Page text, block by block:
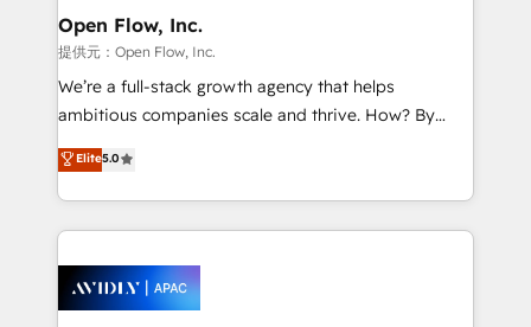
and Amsterdam. Elixir is a first mover and leader
when it comes to HubSpot sales and service
implementations, highly renowned for our business
acumen, process (re-)design experience and a
integrate HubSpot with complex solutions like SAP,
MicroSoft, custom solutions,... Our company also has
Retail execution, CPQ, customer portals and
HubSpot CMS developments. And we're champions
Open Flow, Inc.
提供元：Open Flow, Inc.
We’re a full-stack growth agency that helps
ambitious companies scale and thrive. How? By
upgrading and streamlining every single revenue-
generating aspect of your business. We’re proud
HubSpot Elite Solutions Partners and devout CRM
nerds who can harness HubSpot’s custom digital
experience. Working hand-in-hand with your team,
we’ll assemble a RevOps machine that drives more
Elite5.0